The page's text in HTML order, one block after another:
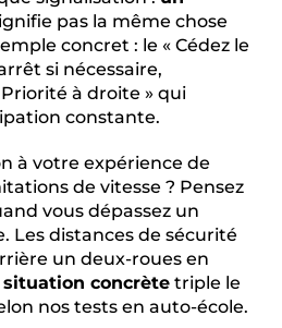
pas la même chose
concret : le « Cédez le
si nécessaire,
à droite » qui
constante.
à votre expérience de
de vitesse ? Pensez
vous dépassez un
Les distances de sécurité
un deux-roues en
concrètetriple le
nos tests en auto-école.